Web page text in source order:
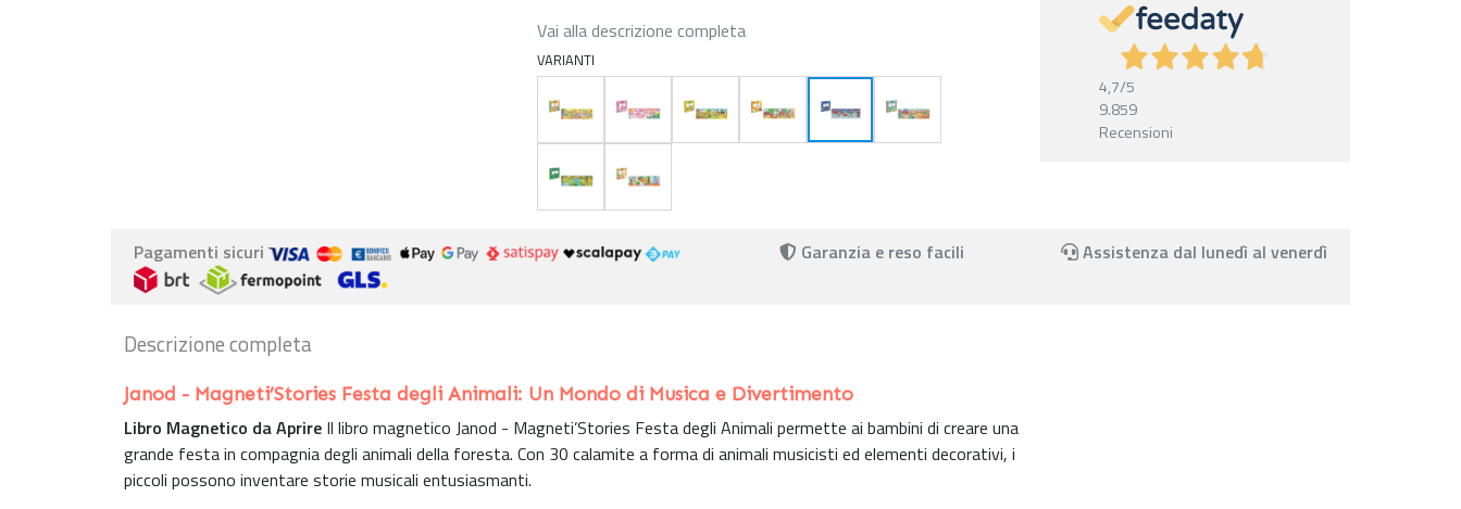
Vai alla descrizione completa
VARIANTI
4,7/5
9.859
Recensioni
Pagamenti sicuri Garanzia e reso facili Assistenza dal lunedì al venerdì
Descrizione completa
Janod - Magneti’Stories Festa degli Animali: Un Mondo di Musica e Divertimento
Libro Magnetico da Aprire Il libro magnetico Janod - Magneti’Stories Festa degli Animali permette ai bambini di creare una
grande festa in compagnia degli animali della foresta. Con 30 calamite a forma di animali musicisti ed elementi decorativi, i
piccoli possono inventare storie musicali entusiasmanti.